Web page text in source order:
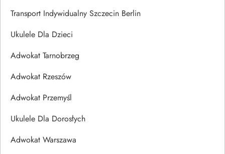
Transport Indywidualny Szczecin Berlin
Ukulele Dla Dzieci
Adwokat Tarnobrzeg
Adwokat Rzeszów
Adwokat Przemyśl
Ukulele Dla Dorosłych
Adwokat Warszawa